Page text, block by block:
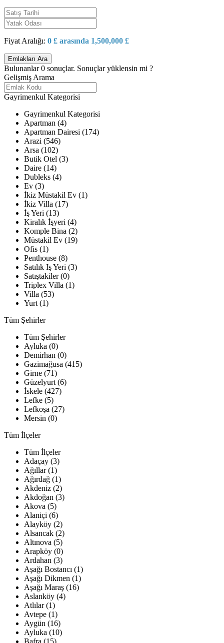
Fiyat Aralığı: 0 £ arasında 1,500,000 £
Bulunanlar0 sonuçlar. Sonuçlar yüklensin mi ?
Gelişmiş Arama
Gayrimenkul Kategorisi
Gayrimenkul Kategorisi
Apartman (4)
Apartman Dairesi (174)
Arazi (546)
Arsa (102)
Butik Otel (3)
Daire (14)
Dubleks (4)
Ev (3)
İkiz Müstakil Ev (1)
İkiz Villa (17)
İş Yeri (13)
Kiralık İşyeri (4)
Komple Bina (2)
Müstakil Ev (19)
Ofis (1)
Penthouse (8)
Satılık Iş Yeri (3)
Satıştakiler (0)
Triplex Villa (1)
Villa (53)
Yurt (1)
Tüm Şehirler
Tüm Şehirler
Ayluka (0)
Demirhan (0)
Gazimağusa (415)
Girne (71)
Güzelyurt (6)
İskele (427)
Lefke (5)
Lefkoşa (27)
Mersin (0)
Tüm İlçeler
Tüm İlçeler
Adaçay (3)
Ağıllar (1)
Ağırdağ (1)
Akdeniz (2)
Akdoğan (3)
Akova (5)
Alaniçi (6)
Alayköy (2)
Alsancak (2)
Altınova (5)
Arapköy (0)
Ardahan (3)
Aşağı Bostancı (1)
Aşağı Dikmen (1)
Aşağı Maraş (16)
Aslanköy (4)
Atlılar (1)
Avtepe (1)
Aygün (16)
Ayluka (10)